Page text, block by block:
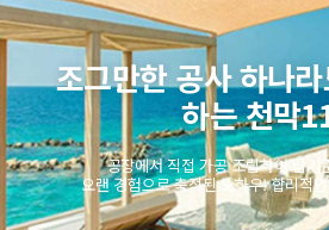
조그만한 공사 하나
하는 천막
공장에서 직접 가공 조립하여 납기
오랜 경험으로 축적된 노하우! 합리적